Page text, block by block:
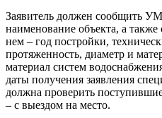
Заявитель должен сообщить
наименование объекта, а
нем – год постройки,
протяженность, диаметр и
материал систем
даты получения заявления
должна проверить
– с выездом на место.